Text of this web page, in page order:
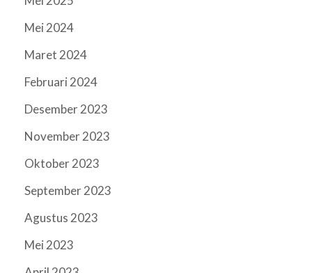
Mei 2024
Maret 2024
Februari 2024
Desember 2023
November 2023
Oktober 2023
September 2023
Agustus 2023
Mei 2023